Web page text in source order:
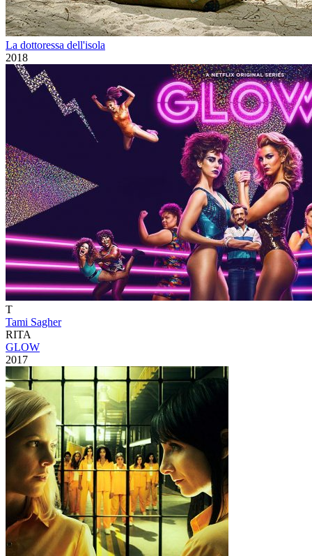
La dottoressa dell'isola
2018
T
Tami Sagher
RITA
GLOW
2017